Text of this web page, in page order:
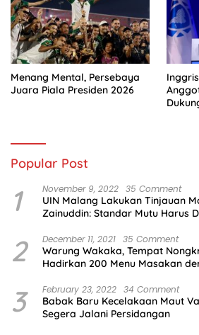
Menang Mental, Persebaya
Juara Piala Presiden 2026
Popular Post
1 November 9, 2022 35 Comment
UIN Malang Lakukan Tinjauan
Zainuddin: Standar Mutu Harus
2 December 11, 2021 35 Comment
Warung Wakaka, Tempat
Hadirkan 200 Menu Masakan
3 February 23, 2022 34 Comment
Babak Baru Kecelakaan Maut
Segera Jalani Persidangan